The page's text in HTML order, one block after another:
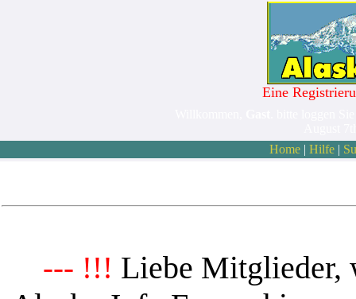
Eine
Home| Hilfe|
--- !!! Liebe Mitglieder,